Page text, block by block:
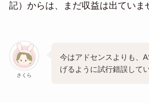
記）からは、まだ収益は出ていま
さくら
今はアドセンスよりも、
げるように試行錯誤して